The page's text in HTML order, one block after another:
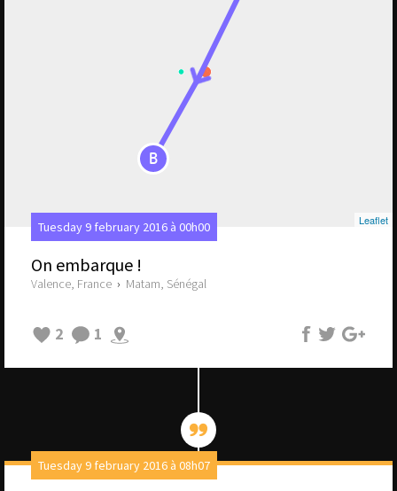
B
Leaflet
Tuesday 9 february 2016 à 00h00
On embarque !
Valence, France › Matam, Sénégal
2 1
Tuesday 9 february 2016 à 08h07